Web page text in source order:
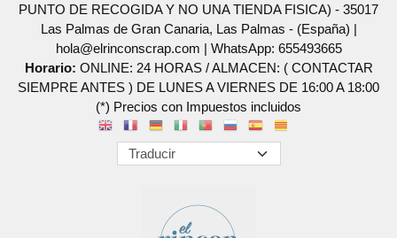
PUNTO DE RECOGIDA Y NO UNA TIENDA FISICA) - 35017
Las Palmas de Gran Canaria, Las Palmas - (España) |
hola@elrinconscrap.com | WhatsApp: 655493665
Horario: ONLINE: 24 HORAS / ALMACEN: ( CONTACTAR
SIEMPRE ANTES ) DE LUNES A VIERNES DE 16:00 A 18:00
(*) Precios con Impuestos incluidos